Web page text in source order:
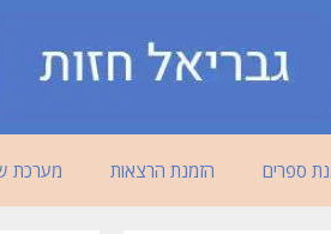
ספרים הזמנת הרצאות מערכת